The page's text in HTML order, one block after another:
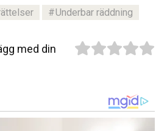
Underbar räddning
med din